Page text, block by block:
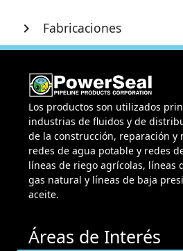
chevron_right Fabricaciones
Los productos son utilizados
industrias de fluidos y de
de la construcción, reparación y
redes de agua potable y redes
líneas de riego agrícolas, líneas
gas natural y líneas de baja
aceite.
Áreas de Interés